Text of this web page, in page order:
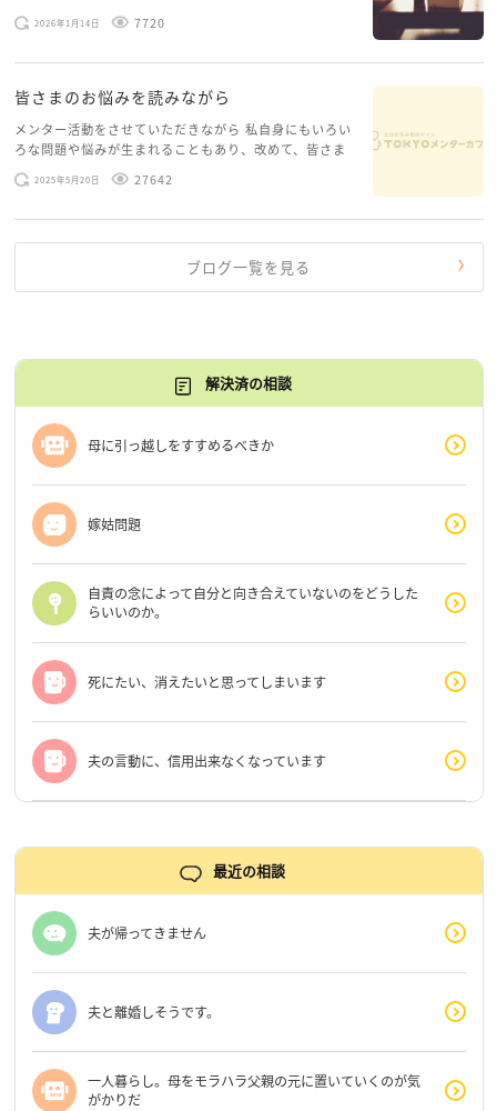
ースがありますお悩みというのは、心の深いところ（深
層心理）に触れることで、まったく違う角度から解決の
2026年1月14日 7720
皆さまのお悩みを読みながら
メンター活動をさせていただきながら 私自身にもいろい
ろな問題や悩みが生まれることもあり、改めて、皆さま
のお悩みを読みながら 「みんな、もがいてる。わたし
だけじゃないんだな」と、逆に励まされるような日々で
2025年5月20日 27642
ブログ一覧を見る
解決済の相談
母に引っ越しをすすめるべきか
嫁姑問題
自責の念によって自分と向き合えていないのをどうした
らいいのか。
死にたい、消えたいと思ってしまいます
夫の言動に、信用出来なくなっています
最近の相談
夫が帰ってきません
夫と離婚しそうです。
一人暮らし。母をモラハラ父親の元に置いていくのが気
がかりだ